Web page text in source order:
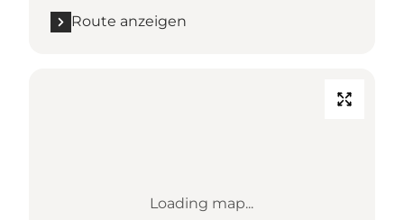
Route anzeigen
Loading map...